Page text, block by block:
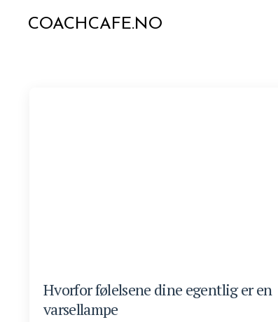
COACHCAFE.NO
Hvorfor følelsene dine egentlig er en
varsellampe